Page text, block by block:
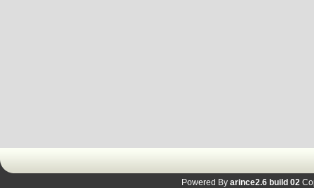
Powered By arince2.6 build 02